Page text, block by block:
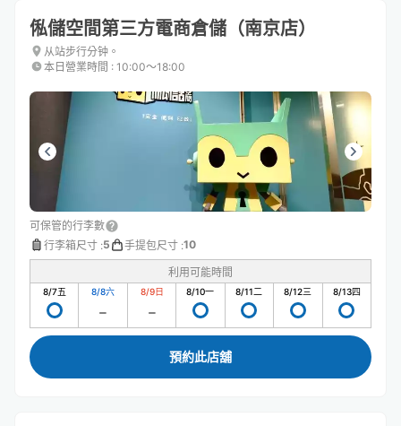
俬儲空間第三方電商倉儲（南京店）
从站步行分钟。
本日營業時間 : 10:00〜18:00
可保管的行李數
行李箱尺寸 :5 手提包尺寸 :10
利用可能時間
8/7五 8/8六 8/9日 8/10一 8/11二 8/12三 8/13四
預約此店舖